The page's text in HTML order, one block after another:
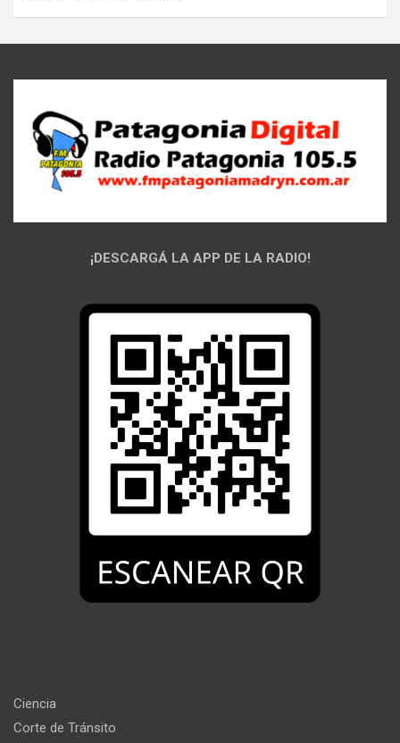
¡DESCARGÁ LA APP DE LA RADIO!
Ciencia
Corte de Tránsito